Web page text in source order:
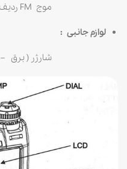
موج FM ردیف ۱۰۸ ~ ۸۷.۰ مگا هرتز
لوازم جانبی :
شارژر ( برق – USB ) – بند آویز – گیره کمری